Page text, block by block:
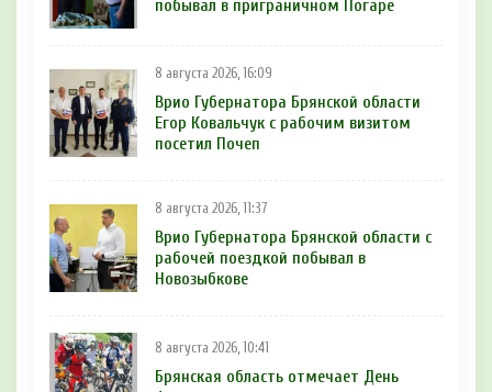
побывал в приграничном Погаре
8 августа 2026, 16:09
Врио Губернатора Брянской области
Егор Ковальчук с рабочим визитом
посетил Почеп
8 августа 2026, 11:37
Врио Губернатора Брянской области с
рабочей поездкой побывал в
Новозыбкове
8 августа 2026, 10:41
Брянская область отмечает День